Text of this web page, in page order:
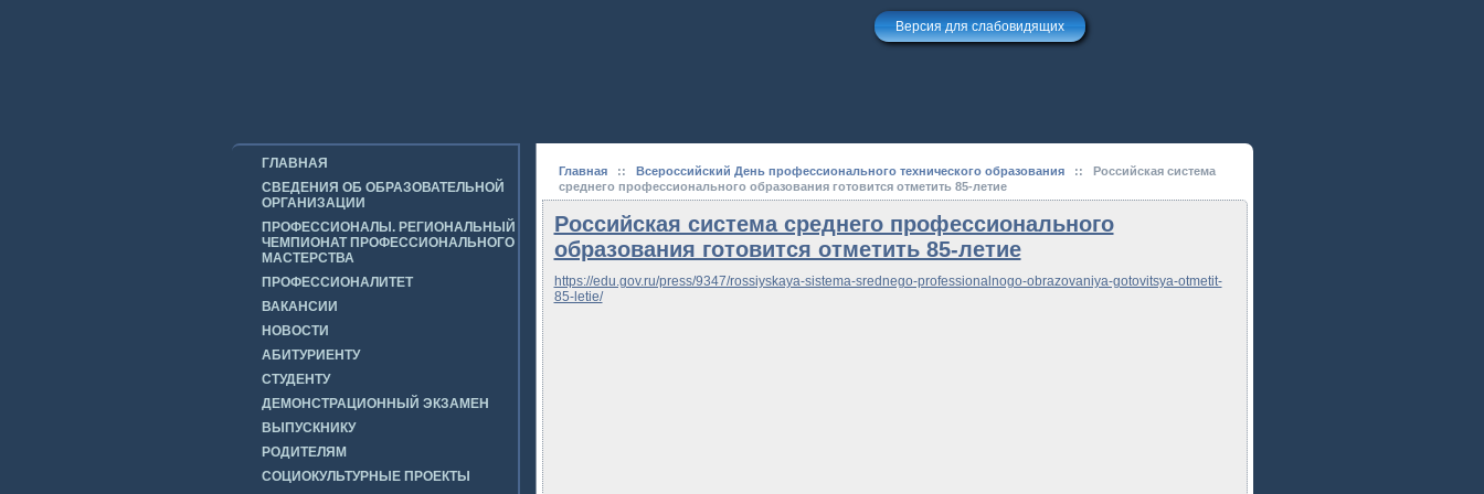
Версия для слабовидящих
ГЛАВНАЯ
СВЕДЕНИЯ ОБ ОБРАЗОВАТЕЛЬНОЙ
ОРГАНИЗАЦИИ
ПРОФЕССИОНАЛЫ. РЕГИОНАЛЬНЫЙ
ЧЕМПИОНАТ ПРОФЕССИОНАЛЬНОГО
МАСТЕРСТВА
ПРОФЕССИОНАЛИТЕТ
ВАКАНСИИ
НОВОСТИ
АБИТУРИЕНТУ
СТУДЕНТУ
ДЕМОНСТРАЦИОННЫЙ ЭКЗАМЕН
ВЫПУСКНИКУ
РОДИТЕЛЯМ
СОЦИОКУЛЬТУРНЫЕ ПРОЕКТЫ
Главная:: Всероссийский День профессионального технического образования:: Российская система
среднего профессионального образования готовится отметить 85-летие
Российская система среднего профессионального
образования готовится отметить 85-летие
https://edu.gov.ru/press/9347/rossiyskaya-sistema-srednego-professionalnogo-obrazovaniya-gotovitsya-otmetit-
85-letie/